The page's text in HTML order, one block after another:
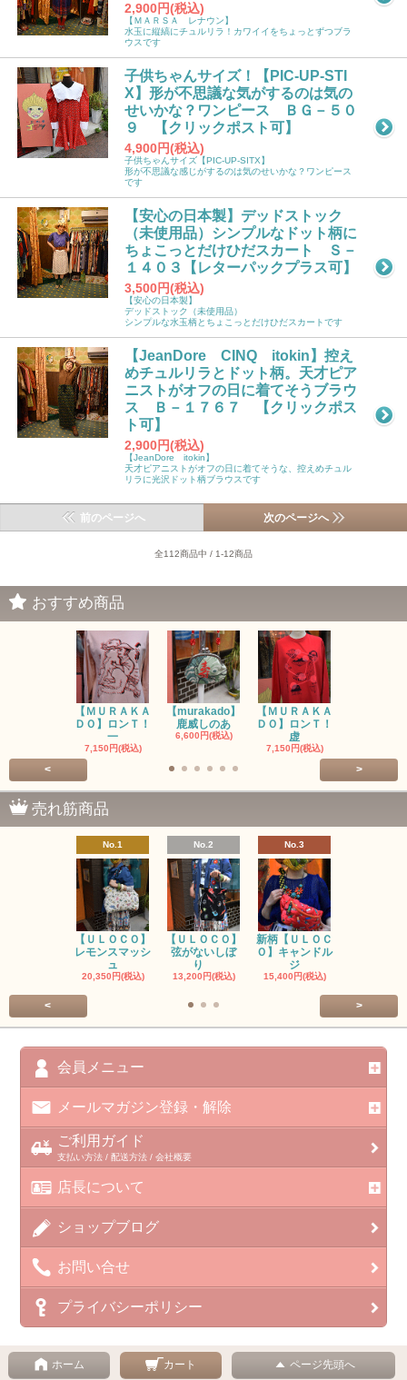
2,900円(税込)
【ＭＡＲＳＡ レナウン】
水玉に縦縞にチュルリラ！カワイイをちょっとずつブラ
ウスです
子供ちゃんサイズ！【PIC-UP-STI
X】形が不思議な気がするのは気の
せいかな？ワンピース ＢＧ－５０
９ 【クリックポスト可】
4,900円(税込)
子供ちゃんサイズ【PIC-UP-SITX】
形が不思議な感じがするのは気のせいかな？ワンピース
です
【安心の日本製】デッドストック
（未使用品）シンプルなドット柄に
ちょこっとだけひだスカート Ｓ－
１４０３【レターパックプラス可】
3,500円(税込)
【安心の日本製】
デッドストック（未使用品）
シンプルな水玉柄とちょこっとだけひだスカートです
【JeanDore CINQ itokin】控え
めチュルリラとドット柄。天才ピア
ニストがオフの日に着てそうブラウ
ス Ｂ－１７６７ 【クリックポス
ト可】
2,900円(税込)
【JeanDore itokin】
天才ピアニストがオフの日に着てそうな、控えめチュル
リラに光沢ドット柄ブラウスです
前のページへ 次のページへ
全112商品中 / 1-12商品
おすすめ商品
【ＭＵＲＡＫＡ
ＤＯ】ロンＴ！
一
7,150円(税込)
【murakado】
鹿威しのあ
6,600円(税込)
【ＭＵＲＡＫＡ
ＤＯ】ロンＴ！
虚
7,150円(税込)
< >
売れ筋商品
No.1
【ＵＬＯＣＯ】
レモンスマッシ
ュ
20,350円(税込)
No.2
【ＵＬＯＣＯ】
弦がないしぼ
り
13,200円(税込)
No.3
新柄【ＵＬＯＣ
Ｏ】キャンドル
ジ
15,400円(税込)
< >
会員メニュー
メールマガジン登録・解除
ご利用ガイド
支払い方法 / 配送方法 / 会社概要
店長について
ショップブログ
お問い合せ
プライバシーポリシー
ホーム カート ページ先頭へ